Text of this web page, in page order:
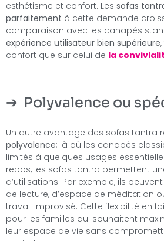
esthétisme et confort. Les sofas
parfaitement à cette demande
comparaison avec les canapés
expérience utilisateur bien supérieure
confort que sur celui de la
Polyvalence ou
Un autre avantage des sofas tantra
polyvalence; là où les canapés
limités à quelques usages
repos, les sofas tantra permettent
d’utilisations. Par exemple, ils
de lecture, d’espace de méditation
travail improvisé. Cette flexibilité en
pour les familles qui souhaitent
leur espace de vie sans